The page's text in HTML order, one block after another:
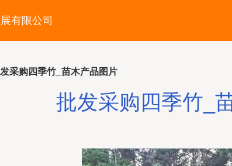
有限公司
采购四季竹_苗木产品图片
批发采购四季竹_